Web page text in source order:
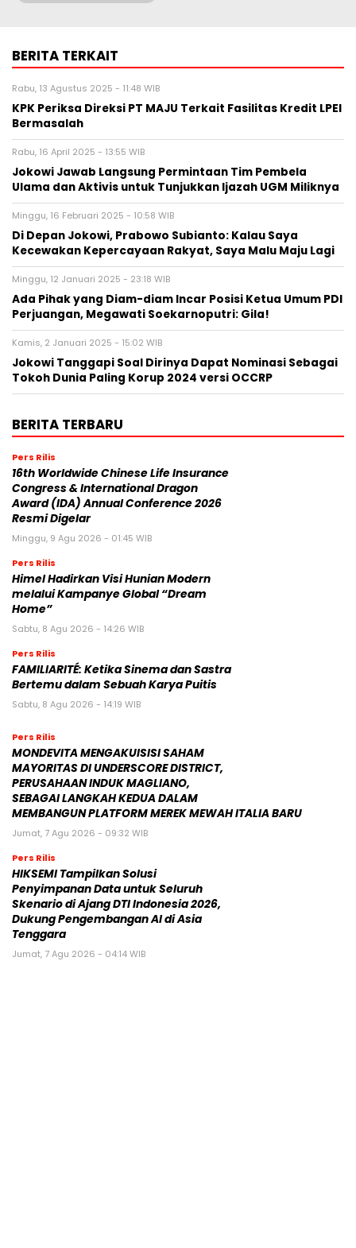
BERITA TERKAIT
Rabu, 13 Agustus 2025 - 11:48 WIB
KPK Periksa Direksi PT MAJU Terkait Fasilitas Kredit LPEI
Bermasalah
Rabu, 16 April 2025 - 13:55 WIB
Jokowi Jawab Langsung Permintaan Tim Pembela
Ulama dan Aktivis untuk Tunjukkan Ijazah UGM Miliknya
Minggu, 16 Februari 2025 - 10:58 WIB
Di Depan Jokowi, Prabowo Subianto: Kalau Saya
Kecewakan Kepercayaan Rakyat, Saya Malu Maju Lagi
Minggu, 12 Januari 2025 - 23:18 WIB
Ada Pihak yang Diam-diam Incar Posisi Ketua Umum PDI
Perjuangan, Megawati Soekarnoputri: Gila!
Kamis, 2 Januari 2025 - 15:02 WIB
Jokowi Tanggapi Soal Dirinya Dapat Nominasi Sebagai
Tokoh Dunia Paling Korup 2024 versi OCCRP
BERITA TERBARU
Pers Rilis
16th Worldwide Chinese Life Insurance
Congress & International Dragon
Award (IDA) Annual Conference 2026
Resmi Digelar
Minggu, 9 Agu 2026 - 01:45 WIB
Pers Rilis
Himel Hadirkan Visi Hunian Modern
melalui Kampanye Global “Dream
Home”
Sabtu, 8 Agu 2026 - 14:26 WIB
Pers Rilis
FAMILIARITÉ: Ketika Sinema dan Sastra
Bertemu dalam Sebuah Karya Puitis
Sabtu, 8 Agu 2026 - 14:19 WIB
Pers Rilis
MONDEVITA MENGAKUISISI SAHAM
MAYORITAS DI UNDERSCORE DISTRICT,
PERUSAHAAN INDUK MAGLIANO,
SEBAGAI LANGKAH KEDUA DALAM
MEMBANGUN PLATFORM MEREK MEWAH ITALIA BARU
Jumat, 7 Agu 2026 - 09:32 WIB
Pers Rilis
HIKSEMI Tampilkan Solusi
Penyimpanan Data untuk Seluruh
Skenario di Ajang DTI Indonesia 2026,
Dukung Pengembangan AI di Asia
Tenggara
Jumat, 7 Agu 2026 - 04:14 WIB